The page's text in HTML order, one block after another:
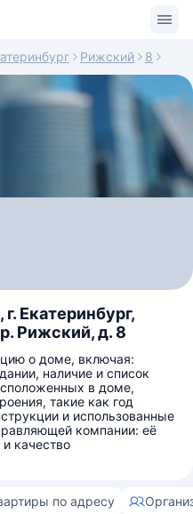
Рижский 8
Екатеринбург,
Рижский, д. 8
о доме, включая:
наличие и список
в доме,
такие как год
и использованные
компании: её
качество
по адресу